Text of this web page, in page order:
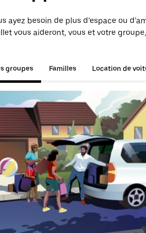
ayez besoin de plus d’espace ou
vous aideront, vous et votre
groupes Familles Location de